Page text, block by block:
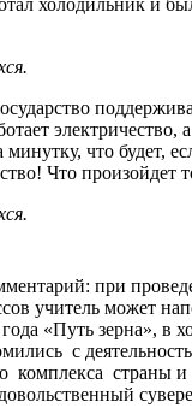
холодильник и
электричество,
минутку, что будет,
Что произойдет
при
учитель может
«Путь зерна», в
с
комплекса страны и